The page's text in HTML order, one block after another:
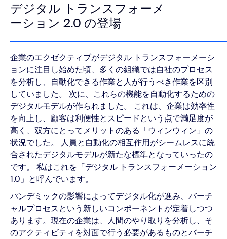
デジタル トランスフォーメ
ーション 2.0 の登場
企業のエクゼクティブがデジタル トランスフォーメーシ
ョンに注目し始めた頃、多くの組織では自社のプロセス
を分析し、自動化できる作業と人が行うべき作業を区別
していました。 次に、これらの機能を自動化するための
デジタルモデルが作られました。 これは、企業は効率性
を向上し、顧客は利便性とスピードという点で満足度が
高く、双方にとってメリットのある「ウィンウィン」の
状況でした。 人員と自動化の相互作用がシームレスに統
合されたデジタルモデルが新たな標準となっていったの
です。 私はこれを「デジタル トランスフォーメーション
1.0」と呼んでいます。
パンデミックの影響によってデジタル化が進み、バーチ
ャルプロセスという新しいコンポーネントが定着しつつ
あります。現在の企業は、人間のやり取りを分析し、そ
のアクティビティを対面で行う必要があるものとバーチ